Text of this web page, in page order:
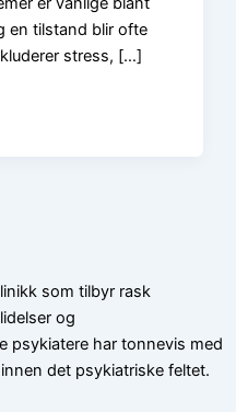
en tilstand blir ofte
stress, […]
som tilbyr rask
og
psykiatere har tonnevis med
det psykiatriske feltet.